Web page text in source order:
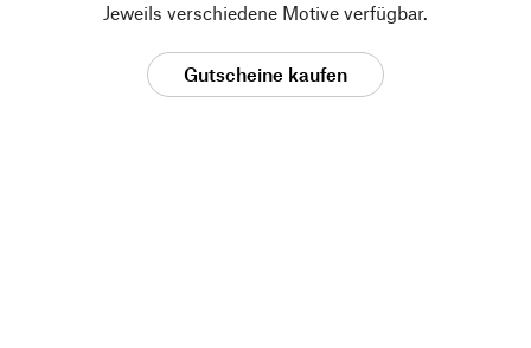
Jeweils verschiedene Motive verfügbar.
Gutscheine kaufen